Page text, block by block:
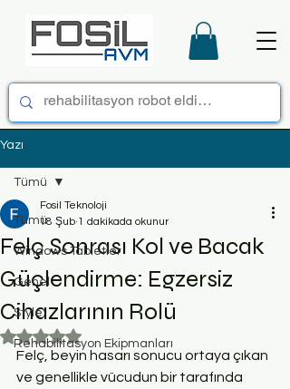
Yazı
Tümü
Windows Tabletler
Genel
Style
Rehabilitasyon Ekipmanları
Tümü
Felç Sonrası Kol ve Bacak
Güçlendirme: Egzersiz
Cihazlarının Rolü
Fosil Teknoloji
18 Şub 1 dakikada okunur
5 üzerinden NaN yıldız
Felç, beyin hasarı sonucu ortaya çıkan
ve genellikle vücudun bir tarafında